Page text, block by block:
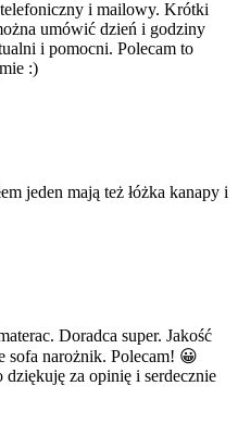
i mailowy. Krótki
umówić dzień i godziny
i pomocni. Polecam to
:)
jeden mają też łóżka kanapy i
Doradca super. Jakość
sofa narożnik. Polecam! 😀
dziękuję za opinię i serdecznie